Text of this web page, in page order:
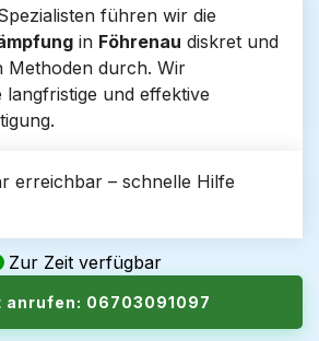
führen wir die
in Föhrenau diskret und
Methoden durch. Wir
langfristige und effektive
erreichbar – schnelle Hilfe
Zur Zeit verfügbar
anrufen: 06703091097